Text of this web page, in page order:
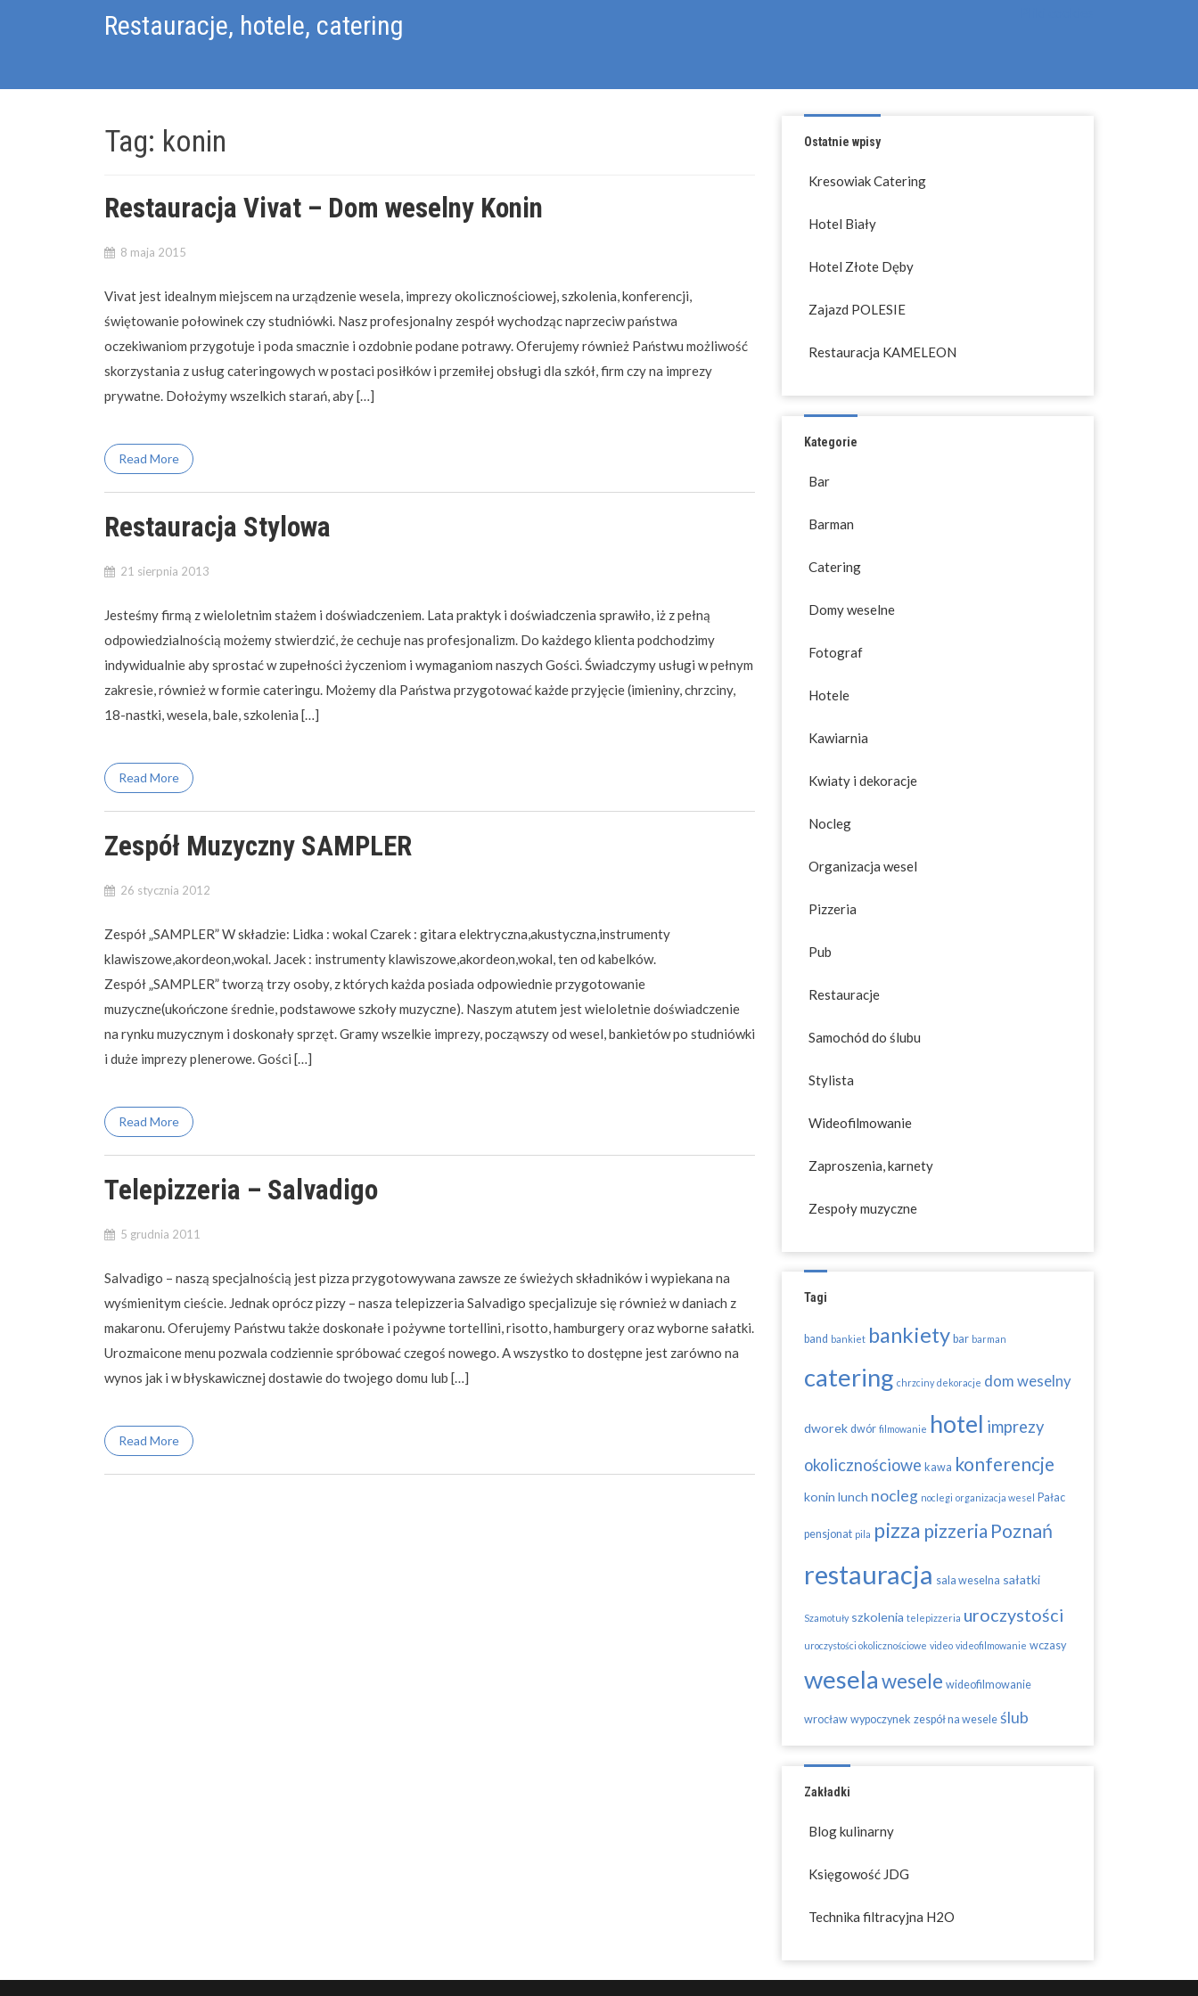
Restauracje, hotele, catering
Tag: konin
Restauracja Vivat – Dom weselny Konin
8 maja 2015
Vivat jest idealnym miejscem na urządzenie wesela, imprezy okolicznościowej, szkolenia, konferencji,
świętowanie połowinek czy studniówki. Nasz profesjonalny zespół wychodząc naprzeciw państwa
oczekiwaniom przygotuje i poda smacznie i ozdobnie podane potrawy. Oferujemy również Państwu możliwość
skorzystania z usług cateringowych w postaci posiłków i przemiłej obsługi dla szkół, firm czy na imprezy
prywatne. Dołożymy wszelkich starań, aby […]
Read More
Restauracja Stylowa
21 sierpnia 2013
Jesteśmy firmą z wieloletnim stażem i doświadczeniem. Lata praktyk i doświadczenia sprawiło, iż z pełną
odpowiedzialnością możemy stwierdzić, że cechuje nas profesjonalizm. Do każdego klienta podchodzimy
indywidualnie aby sprostać w zupełności życzeniom i wymaganiom naszych Gości. Świadczymy usługi w pełnym
zakresie, również w formie cateringu. Możemy dla Państwa przygotować każde przyjęcie (imieniny, chrzciny,
18-nastki, wesela, bale, szkolenia […]
Read More
Zespół Muzyczny SAMPLER
26 stycznia 2012
Zespół „SAMPLER” W składzie: Lidka : wokal Czarek : gitara elektryczna,akustyczna,instrumenty
klawiszowe,akordeon,wokal. Jacek : instrumenty klawiszowe,akordeon,wokal, ten od kabelków.
Zespół „SAMPLER” tworzą trzy osoby, z których każda posiada odpowiednie przygotowanie
muzyczne(ukończone średnie, podstawowe szkoły muzyczne). Naszym atutem jest wieloletnie doświadczenie
na rynku muzycznym i doskonały sprzęt. Gramy wszelkie imprezy, począwszy od wesel, bankietów po studniówki
i duże imprezy plenerowe. Gości […]
Read More
Telepizzeria – Salvadigo
5 grudnia 2011
Salvadigo – naszą specjalnością jest pizza przygotowywana zawsze ze świeżych składników i wypiekana na
wyśmienitym cieście. Jednak oprócz pizzy – nasza telepizzeria Salvadigo specjalizuje się również w daniach z
makaronu. Oferujemy Państwu także doskonałe i pożywne tortellini, risotto, hamburgery oraz wyborne sałatki.
Urozmaicone menu pozwala codziennie spróbować czegoś nowego. A wszystko to dostępne jest zarówno na
wynos jak i w błyskawicznej dostawie do twojego domu lub […]
Read More
Ostatnie wpisy
Kresowiak Catering
Hotel Biały
Hotel Złote Dęby
Zajazd POLESIE
Restauracja KAMELEON
Kategorie
Bar
Barman
Catering
Domy weselne
Fotograf
Hotele
Kawiarnia
Kwiaty i dekoracje
Nocleg
Organizacja wesel
Pizzeria
Pub
Restauracje
Samochód do ślubu
Stylista
Wideofilmowanie
Zaproszenia, karnety
Zespoły muzyczne
Tagi
band bankiet bankiety bar barman
catering chrzciny dekoracje dom weselny
dworek dwór filmowanie hotel imprezy
okolicznościowe kawa konferencje
konin lunch nocleg noclegi organizacja wesel Pałac
pensjonat pila pizza pizzeria Poznań
restauracja sala weselna sałatki
Szamotuły szkolenia telepizzeria uroczystości
uroczystości okolicznościowe video videofilmowanie wczasy
weselawesele wideofilmowanie
wrocław wypoczynek zespół na wesele ślub
Zakładki
Blog kulinarny
Księgowość JDG
Technika filtracyjna H2O